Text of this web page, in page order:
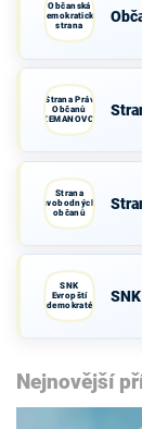
Občanská
demokratická
strana
Strana Práv
Občanů
ZEMANOVCI
Strana
svobodných
občanů
SNK
Evropští
demokraté
Nejnovější